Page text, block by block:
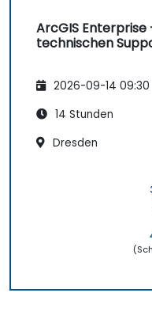
ArcGIS Enterprise
technischen
2026-09-14 09:30
14 Stunden
Dresden